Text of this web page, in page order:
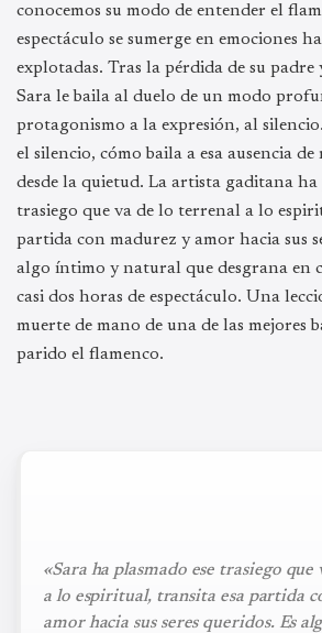
conocemos su modo de entender el
espectáculo se sumerge en emociones
explotadas. Tras la pérdida de su padre
Sara le baila al duelo de un modo
protagonismo a la expresión, al
el silencio, cómo baila a esa ausencia
desde la quietud. La artista gaditana ha
trasiego que va de lo terrenal a lo
partida con madurez y amor hacia sus
algo íntimo y natural que desgrana en
casi dos horas de espectáculo. Una
muerte de mano de una de las mejores
parido el flamenco.
«Sara ha plasmado ese trasiego
a lo espiritual, transita esa partida
amor hacia sus seres queridos. Es